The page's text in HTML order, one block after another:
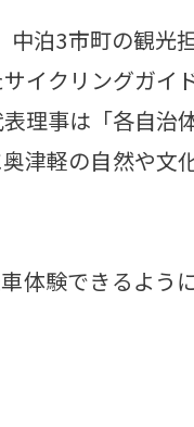
泊3市町の観光
イクリングガイ
理事は「各自治
津軽の自然や文
体験できるよう